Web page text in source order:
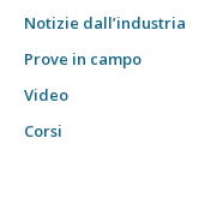
Notizie dall’industria
Prove in campo
Video
Corsi